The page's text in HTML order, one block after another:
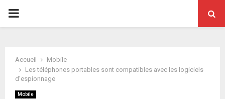
PRIMARY
Accueil
Mobile
Les téléphones portables sont compatibles avec les logiciels
d’espionnage
Mobile